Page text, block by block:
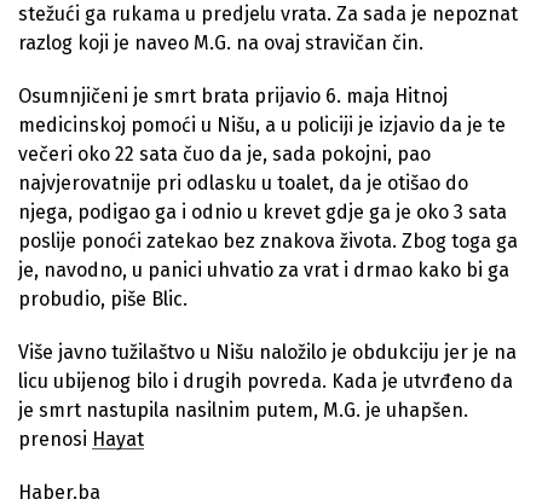
stežući ga rukama u predjelu vrata. Za sada je nepoznat
razlog koji je naveo M.G. na ovaj stravičan čin.
Osumnjičeni je smrt brata prijavio 6. maja Hitnoj
medicinskoj pomoći u Nišu, a u policiji je izjavio da je te
večeri oko 22 sata čuo da je, sada pokojni, pao
najvjerovatnije pri odlasku u toalet, da je otišao do
njega, podigao ga i odnio u krevet gdje ga je oko 3 sata
poslije ponoći zatekao bez znakova života. Zbog toga ga
je, navodno, u panici uhvatio za vrat i drmao kako bi ga
probudio, piše Blic.
Više javno tužilaštvo u Nišu naložilo je obdukciju jer je na
licu ubijenog bilo i drugih povreda. Kada je utvrđeno da
je smrt nastupila nasilnim putem, M.G. je uhapšen.
prenosi Hayat
Haber.ba